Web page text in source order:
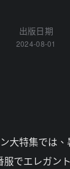
出版日期
2024-08-01
大特集では
でエレガン